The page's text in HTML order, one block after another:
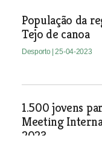
População da
Tejo de canoa
Desporto | 25-04-2023
1.500 jovens
Meeting
2023